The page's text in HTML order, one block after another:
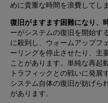
めに貴重な時間を浪費してし
復旧がますます困難になり、
ーがシステムの復旧を開始す
に殺到し、ウォームアップフ
ーリングを停止させたり、主
ことがあります。単純な再起
トラフィックとの戦いに発展
システム自体の復旧が妨げら
があります。